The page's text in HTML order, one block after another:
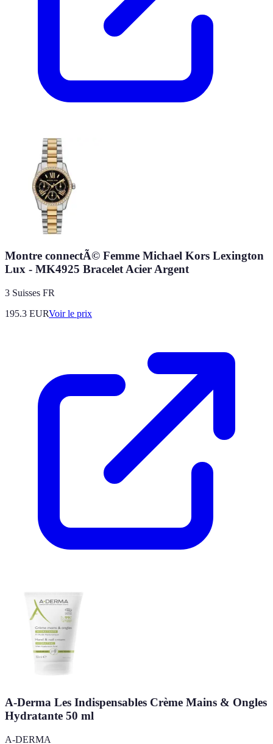
Montre connectÃ© Femme Michael Kors Lexington
Lux - MK4925 Bracelet Acier Argent
3 Suisses FR
195.3 EURVoir le prix
A-Derma Les Indispensables Crème Mains & Ongles
Hydratante 50 ml
A-DERMA